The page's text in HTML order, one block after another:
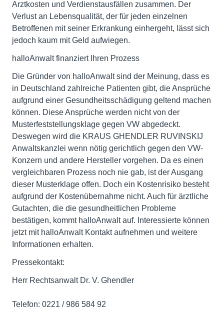
Arztkosten und Verdienstausfällen zusammen. Der
Verlust an Lebensqualität, der für jeden einzelnen
Betroffenen mit seiner Erkrankung einhergeht, lässt sich
jedoch kaum mit Geld aufwiegen.
halloAnwalt finanziert Ihren Prozess
Die Gründer von halloAnwalt sind der Meinung, dass es
in Deutschland zahlreiche Patienten gibt, die Ansprüche
aufgrund einer Gesundheitsschädigung geltend machen
können. Diese Ansprüche werden nicht von der
Musterfeststellungsklage gegen VW abgedeckt.
Deswegen wird die KRAUS GHENDLER RUVINSKIJ
Anwaltskanzlei wenn nötig gerichtlich gegen den VW-
Konzern und andere Hersteller vorgehen. Da es einen
vergleichbaren Prozess noch nie gab, ist der Ausgang
dieser Musterklage offen. Doch ein Kostenrisiko besteht
aufgrund der Kostenübernahme nicht. Auch für ärztliche
Gutachten, die die gesundheitlichen Probleme
bestätigen, kommt halloAnwalt auf. Interessierte können
jetzt mit halloAnwalt Kontakt aufnehmen und weitere
Informationen erhalten.
Pressekontakt:
Herr Rechtsanwalt Dr. V. Ghendler
Telefon: 0221 / 986 584 92